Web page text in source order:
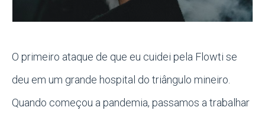
O primeiro ataque de que eu cuidei pela Flowti se
deu em um grande hospital do triângulo mineiro.
Quando começou a pandemia, passamos a trabalhar